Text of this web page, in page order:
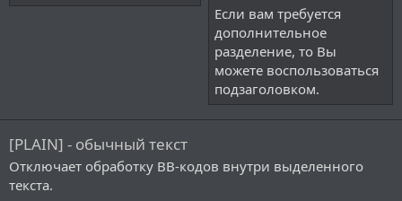
Если вам требуется
дополнительное
разделение, то Вы
можете воспользоваться
подзаголовком.
[PLAIN] - обычный текст
Отключает обработку BB-кодов внутри выделенного
текста.